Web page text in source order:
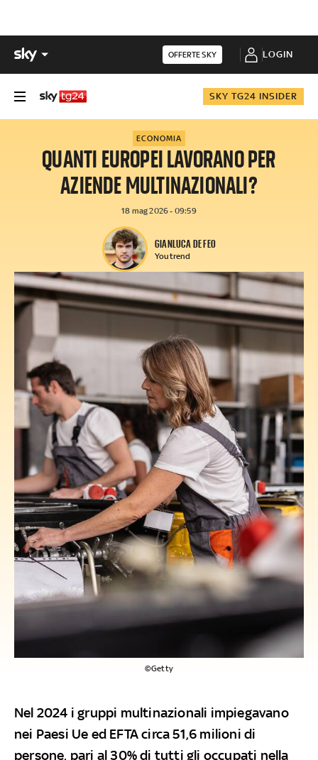
OFFERTE SKY LOGIN
SKY TG24 INSIDER
ECONOMIA
QUANTI EUROPEI LAVORANO PER
AZIENDE MULTINAZIONALI?
18 mag 2026 - 09:59
GIANLUCA DE FEO
Youtrend
©Getty
Nel 2024 i gruppi multinazionali impiegavano
nei Paesi Ue ed EFTA circa 51,6 milioni di
persone, pari al 30% di tutti gli occupati nella